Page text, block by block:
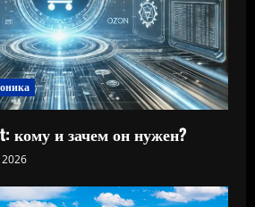
кому и зачем он нужен?
2026